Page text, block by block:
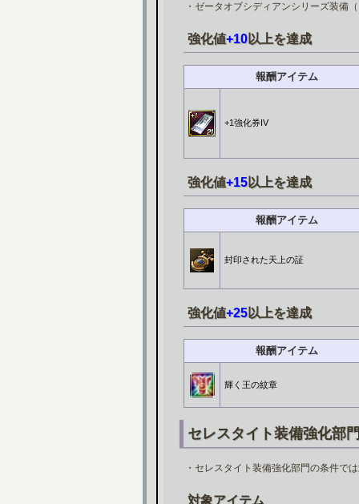
・ゼータオブシディアンシリーズ装備
強化値+10以上を達成
報酬アイテム
+1強化券IV
強化値+15以上を達成
報酬アイテム
封印された天上の証
強化値+25以上を達成
報酬アイテム
輝く王の紋章
セレスタイト装備強化部
・セレスタイト装備強化部門の条件では
対象アイテム